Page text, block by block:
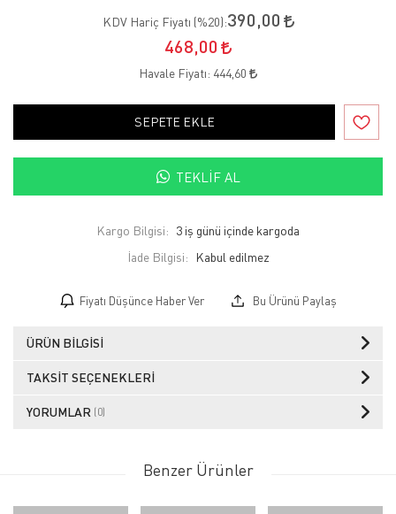
KDV Hariç Fiyatı (%20):390,00
468,00
Havale Fiyatı: 444,60
SEPETE EKLE
TEKLIF AL
Kargo Bilgisi: 3 iş günü içinde kargoda
İade Bilgisi:
Fiyatı Düşünce Haber Ver Bu Ürünü Paylaş
ÜRÜN BILGISI
TAKSIT SEÇENEKLERI
YORUMLAR (0)
Benzer Ürünler